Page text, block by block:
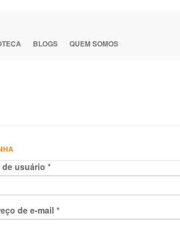
BLOGS QUEM SOMOS
de usuário *
de e-mail *